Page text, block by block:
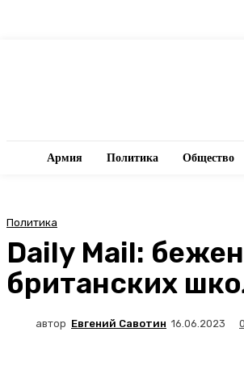
Армия Политика Общество
Политика
Daily Mail:
британских
автор Евгений Савотин 16.06.2023 0